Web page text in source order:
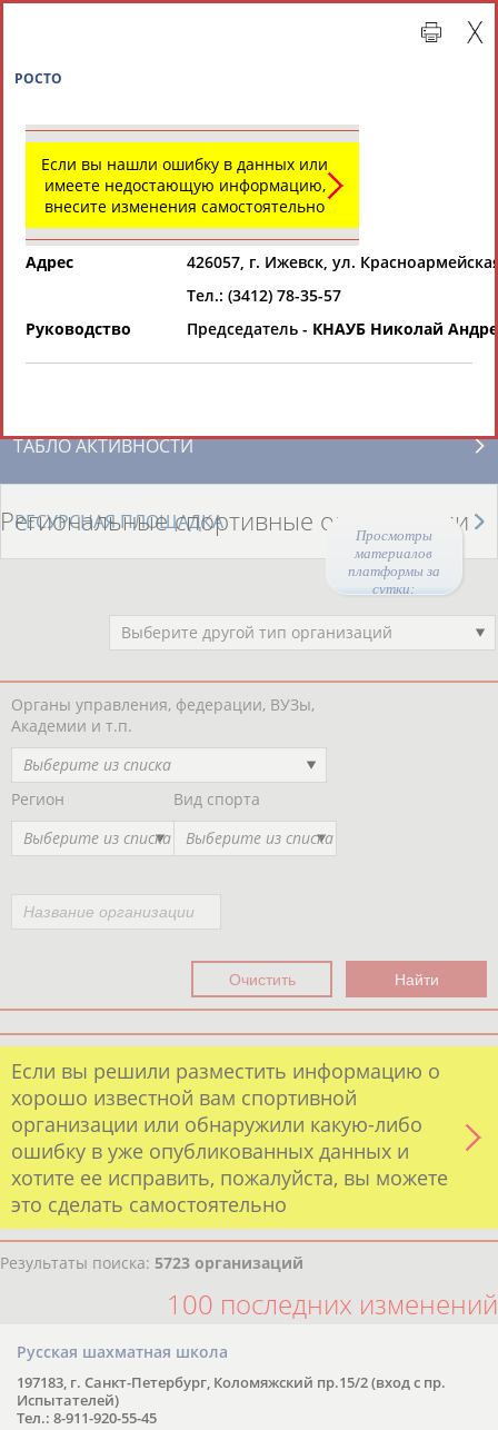
Просмотры
материалов
платформы за
сутки:
Региональные спортивные организации
СВОДНЫЕ ИНДЕКСЫ
ТАБЛО АКТИВНОСТИ
РЕСУРСНАЯ ПЛОЩАДКА
Региональные спортивные организации
Выберите другой тип организаций
Органы управления, федерации, ВУЗы,
Академии и т.п.
Выберите из списка
Регион
Выберите из списка
Вид спорта
Выберите из списка
Если вы решили разместить информацию о
хорошо известной вам спортивной
организации или обнаружили какую-либо
ошибку в уже опубликованных данных и
хотите ее исправить, пожалуйста, вы можете
это сделать самостоятельно
Результаты поиска: 5723 организаций
100 последних изменений
Русская шахматная школа
197183, г. Санкт-Петербург, Коломяжский пр.15/2 (вход с пр.
Испытателей)
Тел.: 8-911-920-55-45
Если вы нашли ошибку в данных или
имеете недостающую информацию,
внесите изменения самостоятельно
Адрес
426057, г. Ижевск, ул.
Тел.: (3412) 78-35-57
Руководство
Председатель - КНАУБ Николай